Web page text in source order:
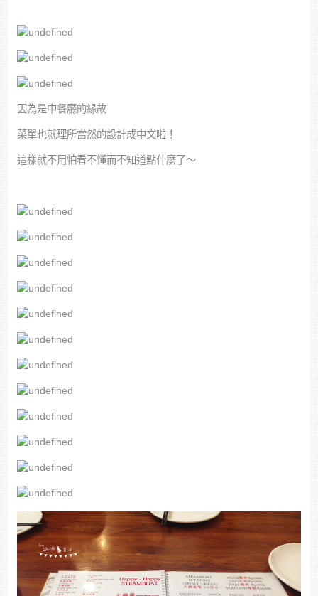
因為是中餐廳的緣故
菜單也就理所當然的設計成中文啦！
這樣就不用怕看不懂而不知道點什麼了～